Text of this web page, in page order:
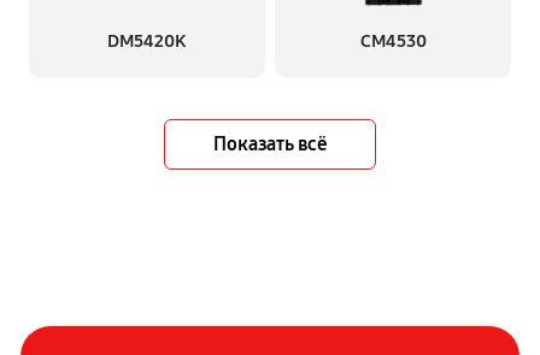
DM5420K CM4530
Показать всё